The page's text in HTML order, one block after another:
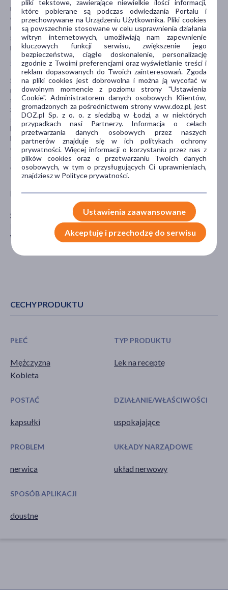
nerwowy. Ponadto należy poinformować lekarza o wszystkich
ostatnio przyjmowanych lekach, nawet tych dostępnych bez
recepty. Jeśli jesteś lub przypuszczasz, że jesteś w ciąży, a także
gdy karmisz piersią. Stosowanie leku w I i III trymestrze ciąży jest
przeciwwskazane. Nie stosować w okresie karmienia piersią.
Skutki uboczne:
Senność, ból i zawroty głowy, znużenie, drażliwość, niezborność
ruchowa, niewyraźna mowa, stany depresji, zaburzenia
świadomości. Niekiedy zwiększenie masy ciała, utrata libido,
zaburzenia miesiączkowania i zahamowanie owulacji. Ponadto
suchość błon śluzowych, zaparcia, gwałtowne spadki ciśnienia
krwi. Sporadycznie: pobudzenie ruchowe, agresja, euforia, omamy,
bezsenność i wysypka skórna. Długotrwałe stosowanie dużych
dawek prowadzi do zależności psychofizycznej. Lek upośledza
sprawność psychofizyczną i zdolność prowadzenia pojazdów oraz
obsługę maszyn.
Producent
SANOFI AVENTIS
Bonifraterska 17
Warszawa
CECHY PRODUKTU
PŁEĆ
Mężczyzna
Kobieta
TYP PRODUKTU
Lek na receptę
POSTAĆ
kapsułki
DZIAŁANIE/WŁAŚCIWOŚCI
uspokajające
PROBLEM
nerwica
UKŁADY NARZĄDOWE
układ nerwowy
SPOSÓB APLIKACJI
doustne
pliki tekstowe, zawierające niewielkie ilości informacji,
które pobierane są podczas odwiedzania Portalu i
przechowywane na Urządzeniu Użytkownika. Pliki cookies
są powszechnie stosowane w celu usprawnienia działania
witryn internetowych, umożliwiają nam zapewnienie
kluczowych funkcji serwisu, zwiększenie jego
bezpieczeństwa, ciągłe doskonalenie, personalizację
zgodnie z Twoimi preferencjami oraz wyświetlanie treści i
reklam dopasowanych do Twoich zainteresowań. Zgoda
na pliki cookies jest dobrowolna i można ją wycofać w
dowolnym momencie z poziomu strony "Ustawienia
Cookie". Administratorem danych osobowych Klientów,
gromadzonych za pośrednictwem strony www.doz.pl, jest
DOZ.pl Sp. z o. o. z siedzibą w Łodzi, a w niektórych
przypadkach nasi Partnerzy. Informacja o celach
przetwarzania danych osobowych przez naszych
partnerów znajduje się w ich politykach ochrony
prywatności. Więcej informacji o korzystaniu przez nas z
plików cookies oraz o przetwarzaniu Twoich danych
osobowych, w tym o przysługujących Ci uprawnieniach,
znajdziesz w Polityce prywatności.
Ustawienia zaawansowane
Akceptuję i przechodzę do serwisu